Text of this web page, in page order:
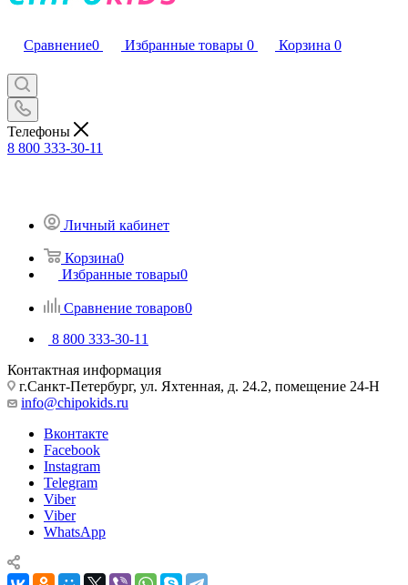
Сравнение0 Избранные товары 0 Корзина 0
Телефоны
8 800 333-30-11
Личный кабинет
Корзина0
Избранные товары0
Сравнение товаров0
8 800 333-30-11
Контактная информация
г.Санкт-Петербург, ул. Яхтенная, д. 24.2, помещение 24-Н
info@chipokids.ru
Вконтакте
Facebook
Instagram
Telegram
Viber
Viber
WhatsApp